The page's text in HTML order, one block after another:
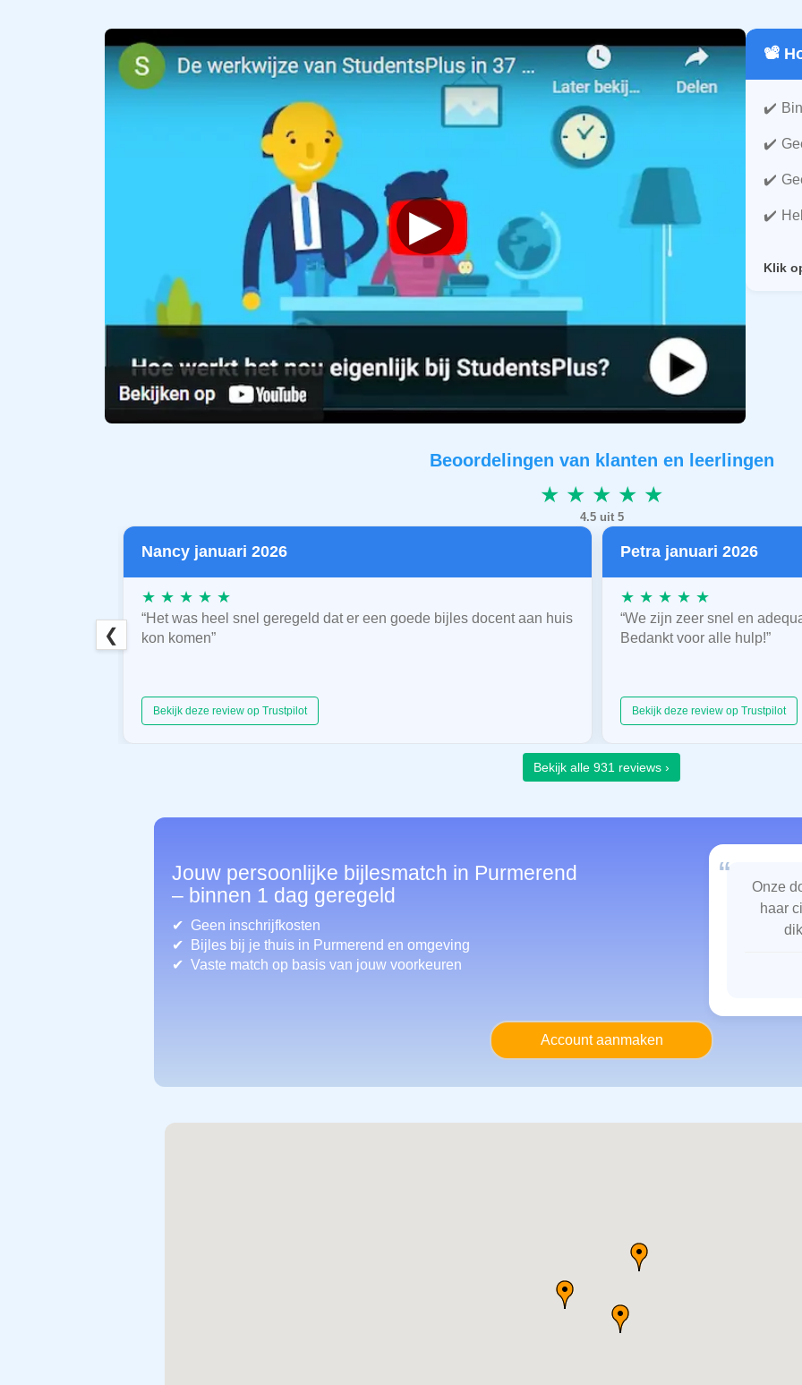
▶
📽️
Klik
Beoordelingen van klanten en leerlingen
★ ★ ★ ★ ★
4.5 uit 5
Nancy januari 2026
★ ★ ★ ★ ★
“Het was heel snel geregeld dat er een goede bijles docent aan huis
kon komen”
Bekijk deze review op Trustpilot
Petra januari 2026
★ ★ ★ ★ ★
“We zijn zeer snel en
Bedankt voor alle hulp!”
Bekijk deze review op Trustpilot
❮
Bekijk alle 931 reviews ›
Jouw persoonlijke bijlesmatch in Purmerend
– binnen 1 dag geregeld
Geen inschrijfkosten
Bijles bij je thuis in Purmerend en omgeving
Vaste match op basis van jouw voorkeuren
“
Onze
haar
Account aanmaken